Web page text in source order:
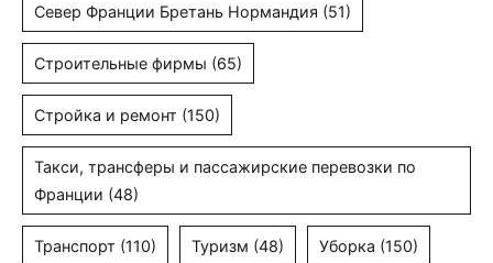
Север Франции Бретань Нормандия (51)
Строительные фирмы (65)
Стройка и ремонт (150)
Такси, трансферы и пассажирские перевозки по
Франции (48)
Транспорт (110) Туризм (48) Уборка (150)